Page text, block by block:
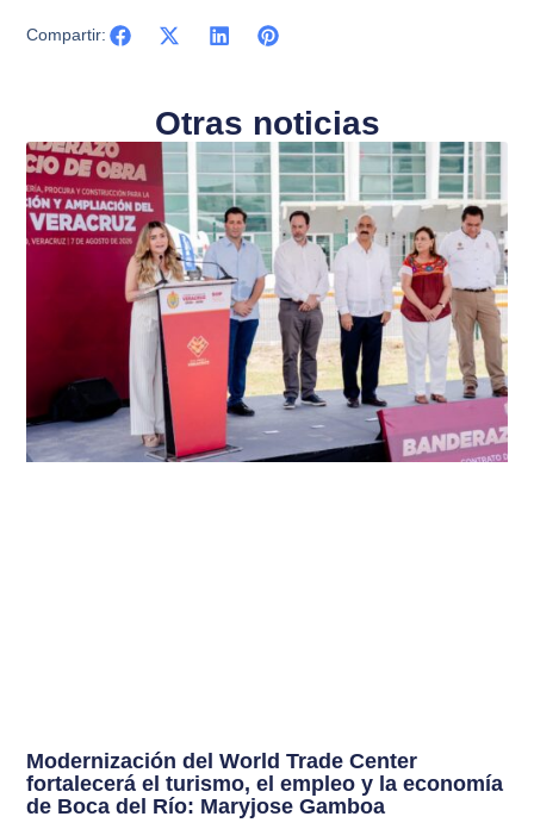
Compartir:
Otras noticias
Modernización del World Trade Center
fortalecerá el turismo, el empleo y la economía
de Boca del Río: Maryjose Gamboa